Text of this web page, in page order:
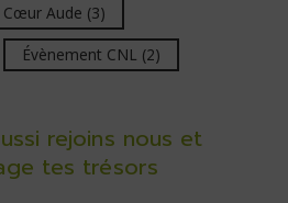
Cœur Aude (3)
Évènement CNL (2)
rejoins nous et
tes trésors